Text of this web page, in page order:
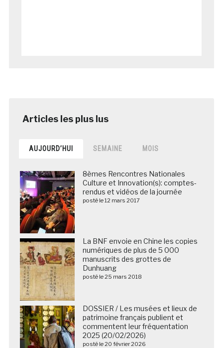
AUJOURD’HUI SEMAINE MOIS
8èmes Rencontres Nationales
Culture et Innovation(s): comptes-
rendus et vidéos de la journée
posté le 12 mars 2017
La BNF envoie en Chine les copies
numériques de plus de 5 000
manuscrits des grottes de
Dunhuang
posté le 25 mars 2018
DOSSIER / Les musées et lieux de
patrimoine français publient et
commentent leur fréquentation
2025 (20/02/2026)
posté le 20 février 2026